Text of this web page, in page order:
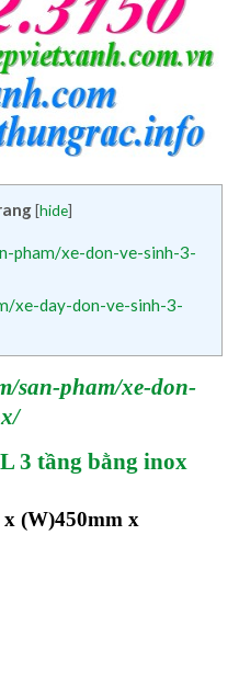
[hide]
pham/xe-don-ve-sinh-3-
xe-day-don-ve-sinh-3-
san-pham/xe-don-
3 tầng bằng inox
(W)450mm x